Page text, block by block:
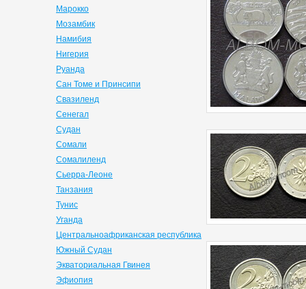
Марокко
Мозамбик
Намибия
Нигерия
Руанда
Сан Томе и Принсипи
Свазиленд
Сенегал
Судан
Сомали
Сомалиленд
Сьерра-Леоне
Танзания
Тунис
Уганда
Центральноафриканская республика
Южный Судан
Экваториальная Гвинея
Эфиопия